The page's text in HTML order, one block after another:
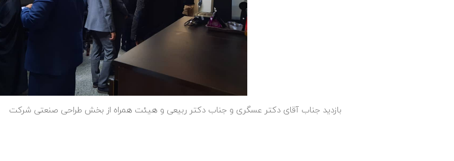
بازدید جناب آقای دکتر عسگری و جناب دکتر ربیعی و هیئت همراه از بخش طراحی صنعتی شرکت